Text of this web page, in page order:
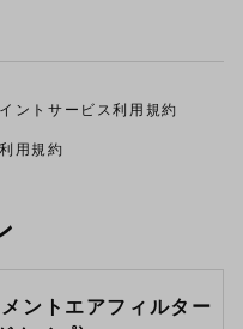
ントサービス利用規約
用規約
ントエアフィルター